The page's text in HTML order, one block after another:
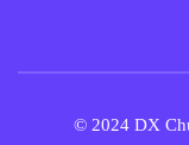
© 2024 DX